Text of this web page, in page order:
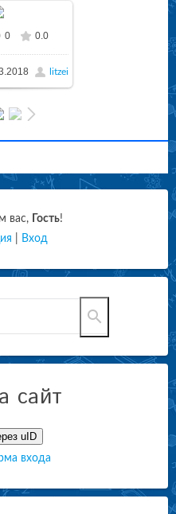
0 0.0
litzei
вас, Гость!
Вход
сайт
uID
входа